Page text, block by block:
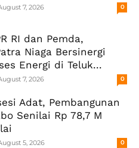
7, 2026 0
RI dan Pemda,
Niaga Bersinergi
Energi di Teluk...
7, 2026 0
Adat, Pembangunan
Senilai Rp 78,7 M
5, 2026 0